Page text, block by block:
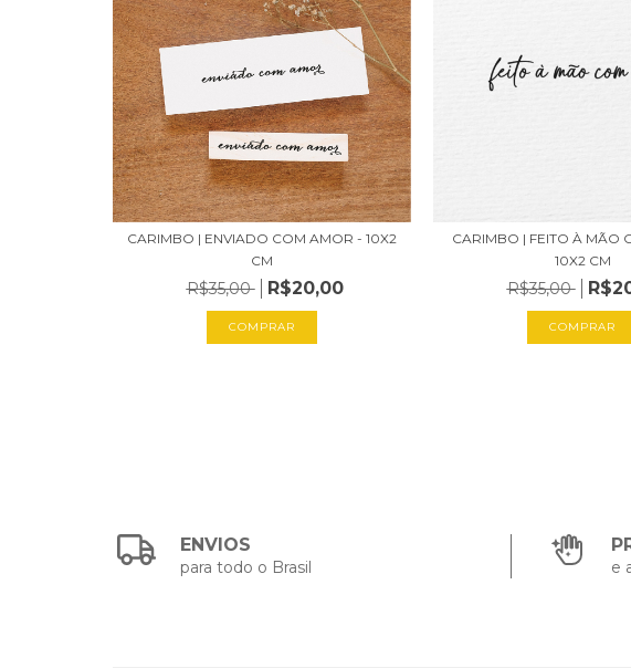
CARIMBO | ENVIADO COM AMOR - 10X2
CM
R$35,00 R$20,00
COMPRAR
CARIMBO | FEITO À MÃO
10X2 CM
R$35,00
COMPRAR
ENVIOS
para todo o Brasil e